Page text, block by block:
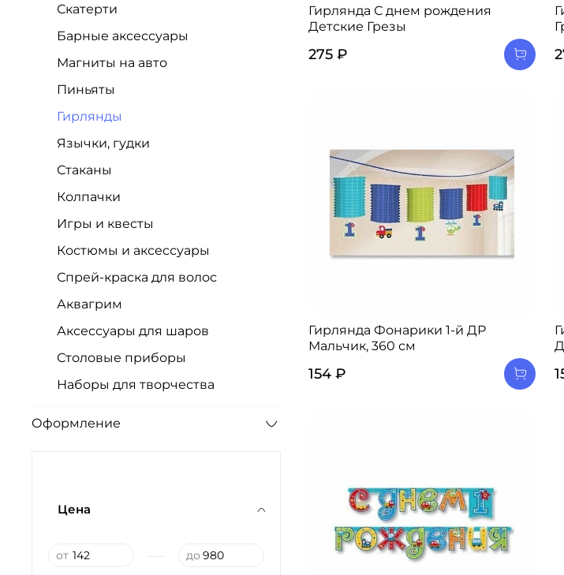
Гирлянда С днем рождения
Детские Грезы
275 ₽
Гирлянда Фонарики 1-й ДР
Мальчик, 360 см
154 ₽
Скатерти
Барные аксессуары
Магниты на авто
Пиньяты
Гирлянды
Язычки, гудки
Стаканы
Колпачки
Игры и квесты
Костюмы и аксессуары
Спрей-краска для волос
Аквагрим
Аксессуары для шаров
Столовые приборы
Наборы для творчества
Оформление
Цена
от до